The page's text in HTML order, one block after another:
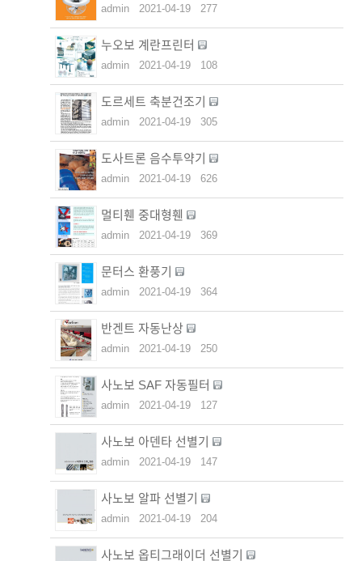
admin 2021-04-19 277
누오보 계란프린터
admin 2021-04-19 108
도르세트 축분건조기
admin 2021-04-19 305
도사트론 음수투약기
admin 2021-04-19 626
멀티휀 중대형휀
admin 2021-04-19 369
문터스 환풍기
admin 2021-04-19 364
반겐트 자동난상
admin 2021-04-19 250
사노보 SAF 자동필터
admin 2021-04-19 127
사노보 아덴타 선별기
admin 2021-04-19 147
사노보 알파 선별기
admin 2021-04-19 204
사노보 옵티그래이더 선별기